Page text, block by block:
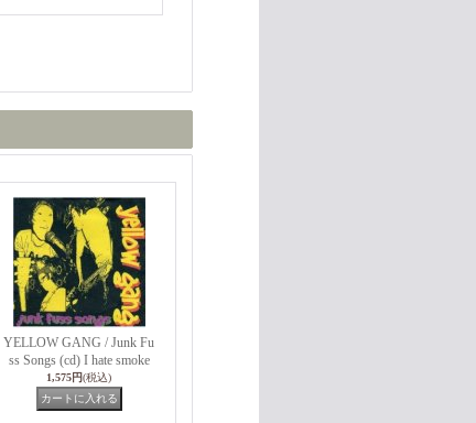
YELLOW GANG / Junk Fu
ss Songs (cd) I hate smoke
1,575円(税込)